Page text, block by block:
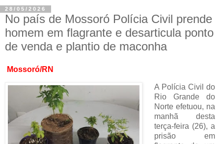
28/05/2026
No país de Mossoró Polícia Civil prende
homem em flagrante e desarticula ponto
de venda e plantio de maconha
Mossoró/RN
A Polícia Civil do
Rio Grande do
Norte efetuou, na
manhã desta
terça-feira (26), a
prisão em